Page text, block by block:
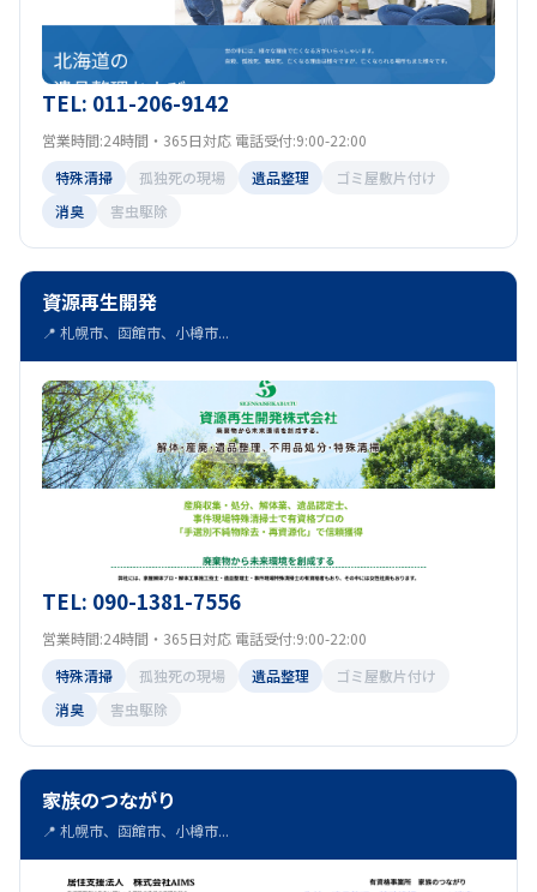
TEL: 011-206-9142
営業時間:24時間・365日対応 電話受付:9:00-22:00
特殊清掃
孤独死の現場 遺品整理
ゴミ屋敷片付け
消臭
害虫駆除
資源再生開発
📍 札幌市、函館市、小樽市...
TEL: 090-1381-7556
営業時間:24時間・365日対応 電話受付:9:00-22:00
特殊清掃
孤独死の現場 遺品整理
ゴミ屋敷片付け
消臭
害虫駆除
家族のつながり
📍 札幌市、函館市、小樽市...